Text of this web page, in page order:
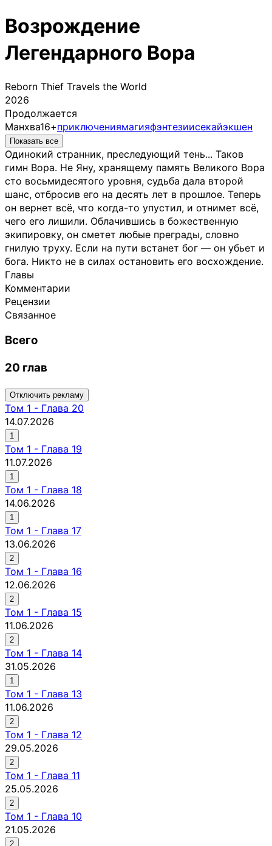
Возрождение
Легендарного Вора
Reborn Thief Travels the World
2026
Продолжается
Манхва16+приключениямагияфэнтезиисекайэкшен
Показать все
Одинокий странник, преследующий тень... Таков
гимн Вора. Не Яну, хранящему память Великого Вора
сто восьмидесятого уровня, судьба дала второй
шанс, отбросив его на десять лет в прошлое. Теперь
он вернет всё, что когда-то упустил, и отнимет всё,
чего его лишили. Облачившись в божественную
экипировку, он сметет любые преграды, словно
гнилую труху. Если на пути встанет бог — он убьет и
бога. Никто не в силах остановить его восхождение.
Главы
Комментарии
Рецензии
Связанное
Всего
20 глав
Отключить рекламу
Том 1 - Глава 20
14.07.2026
1
Том 1 - Глава 19
11.07.2026
1
Том 1 - Глава 18
14.06.2026
1
Том 1 - Глава 17
13.06.2026
2
Том 1 - Глава 16
12.06.2026
2
Том 1 - Глава 15
11.06.2026
2
Том 1 - Глава 14
31.05.2026
1
Том 1 - Глава 13
11.06.2026
2
Том 1 - Глава 12
29.05.2026
2
Том 1 - Глава 11
25.05.2026
2
Том 1 - Глава 10
21.05.2026
2